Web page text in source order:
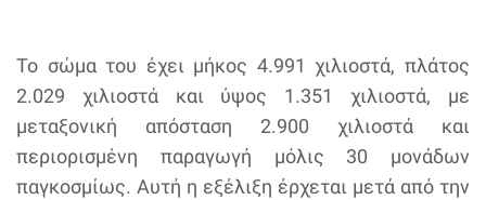
Το σώμα του έχει μήκος 4.991 χιλιοστά, πλάτος
2.029 χιλιοστά και ύψος 1.351 χιλιοστά, με
μεταξονική απόσταση 2.900 χιλιοστά και
περιορισμένη παραγωγή μόλις 30 μονάδων
παγκοσμίως. Αυτή η εξέλιξη έρχεται μετά από την